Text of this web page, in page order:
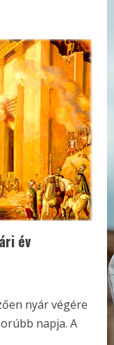
év
nyár végére
napja. A